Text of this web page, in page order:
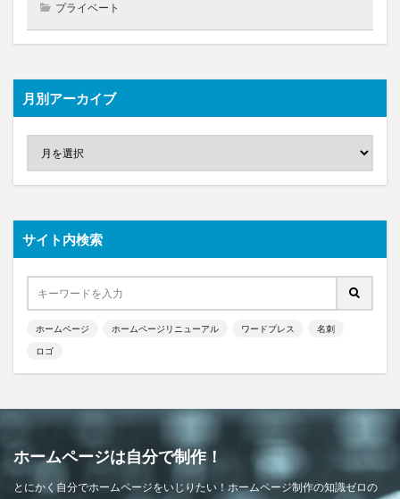
プライベート
月別アーカイブ
サイト内検索
ホームページ ホームページリニューアル ワードプレス 名刺
ロゴ
ホームページは自分で制作！
とにかく自分でホームページをいじりたい！ホームページ制作の知識ゼロの